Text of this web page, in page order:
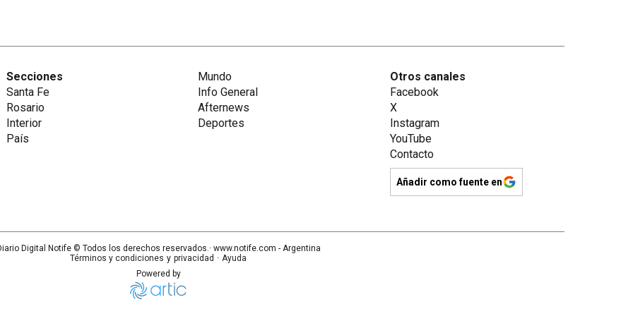
Secciones
Santa Fe
Rosario
Interior
País
Mundo
Info General
Afternews
Deportes
Otros canales
Facebook
X
Instagram
YouTube
Contacto
Añadir como fuente en
Digital Notife© Todos los derechos reservados.· www.notife.com - Argentina
Términos y condiciones y privacidad · Ayuda
Powered by